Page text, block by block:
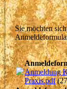
Sie möchten
Anmeldung
Praxis.pdf